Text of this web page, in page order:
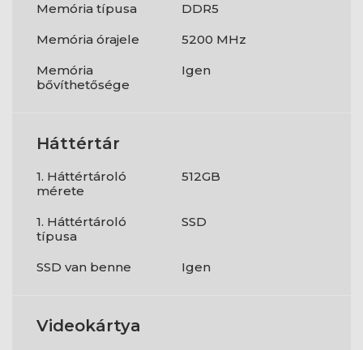
Memória típusa
DDR5
Memória órajele
5200 MHz
Memória
bővíthetősége
Igen
Háttértár
1. Háttértároló
mérete
512GB
1. Háttértároló
típusa
SSD
SSD van benne Igen
Videokártya